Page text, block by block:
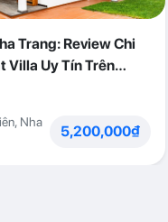
Trang: Review Chi
Villa Uy Tín Trên
Nha
5,200,000₫